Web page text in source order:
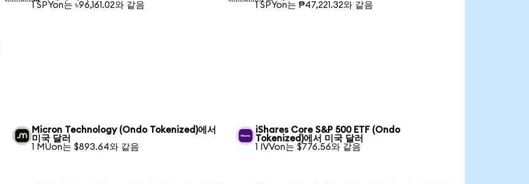
1 SPYon는 ৳96,161.02와 같음
1 SPYon는 ₱47,221.32와 같음
Micron Technology (Ondo Tokenized)에서
미국 달러
1 MUon는 $893.64와 같음
iShares Core S&P 500 ETF (Ondo
Tokenized)에서 미국 달러
1 IVVon는 $776.56와 같음